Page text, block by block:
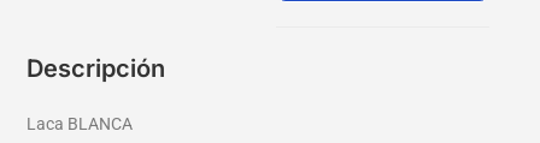
Descripción
Laca BLANCA